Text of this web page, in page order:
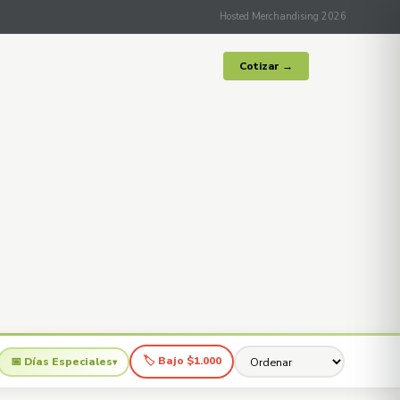
Hosted Merchandising 2026
Cotizar →
📅 Días Especiales▾ 🏷 Bajo $1.000